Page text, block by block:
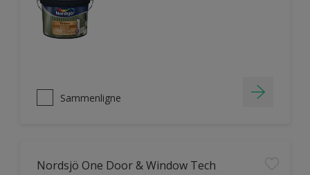
Sammenligne
Nordsjö One Door & Window Tech